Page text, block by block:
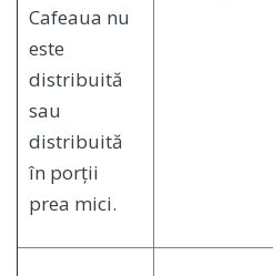
Cafeaua nu
este
distribuită
sau
distribuită
în porții
prea mici.